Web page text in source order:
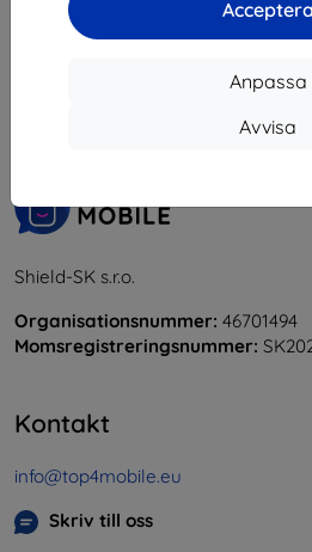
Acceptera
Anpassa
Avvisa
av totalt
Shield-SK s.r.o.
Organisationsnummer: 46701494
Momsregistreringsnummer:
Kontakt
info@top4mobile.eu
Skriv till oss